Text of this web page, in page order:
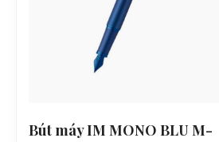
Bút máy IM MONO BLU M-